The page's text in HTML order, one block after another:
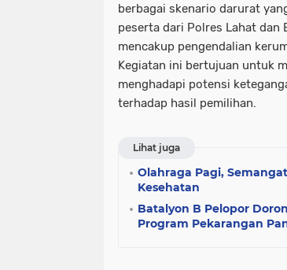
berbagai skenario darurat
peserta dari Polres Lahat
mencakup pengendalian
Kegiatan ini bertujuan untuk
menghadapi potensi
terhadap hasil pemilihan.
Lihat juga
Olahraga Pagi,
Kesehatan
Batalyon B Pelopor
Program Pekarangan